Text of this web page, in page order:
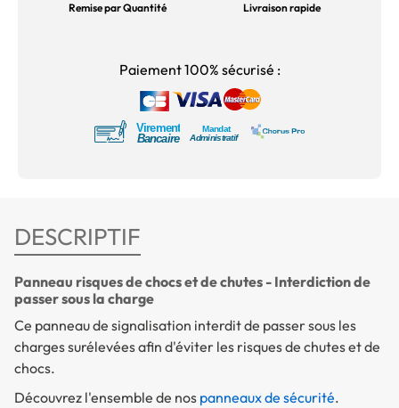
Remise par Quantité Livraison rapide
Paiement 100% sécurisé :
DESCRIPTIF
Panneau risques de chocs et de chutes - Interdiction de
passer sous la charge
Ce panneau de signalisation interdit de passer sous les
charges surélevées afin d'éviter les risques de chutes et de
chocs.
Découvrez l'ensemble de nos panneaux de sécurité.